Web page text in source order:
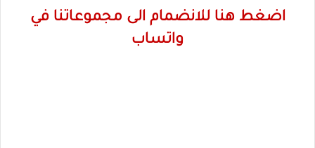
اضغط هنا للانضمام الى مجموعاتنا في
واتساب